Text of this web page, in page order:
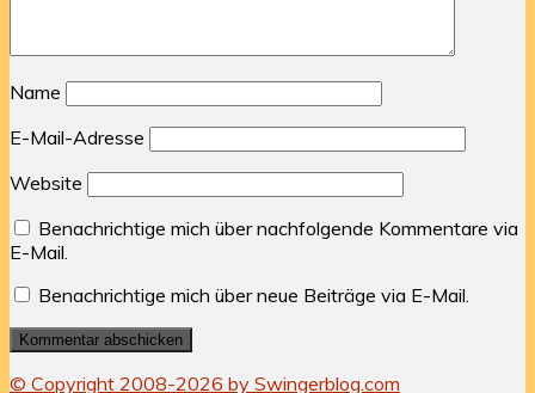
Name
E-Mail-Adresse
Website
Benachrichtige mich über nachfolgende Kommentare via
E-Mail.
Benachrichtige mich über neue Beiträge via E-Mail.
© Copyright 2008-2026 by Swingerblog.com